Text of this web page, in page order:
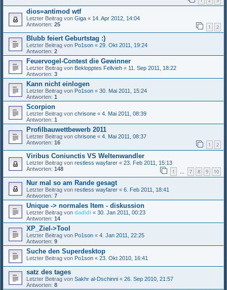
dios=antimod wtf
Letzter Beitrag von Giga « 14. Apr 2012, 14:04
Antworten: 25 1 2
Blubb feiert Geburtstag :)
Letzter Beitrag von Po1son « 29. Okt 2011, 19:24
Antworten: 2
Feuervogel-Contest die Gewinner
Letzter Beitrag von Beklopptes Fellvieh « 11. Sep 2011, 18:22
Antworten: 3
Kann nicht einlogen
Letzter Beitrag von Po1son « 30. Mai 2011, 15:24
Antworten: 1
Scorpion
Letzter Beitrag von chrisone « 4. Mai 2011, 08:39
Antworten: 1
Profilbauwettbewerb 2011
Letzter Beitrag von chrisone « 4. Mai 2011, 08:37
Antworten: 16 1 2
Viribus Coniunctis VS Weltenwandler
Letzter Beitrag von restless wayfarer « 23. Feb 2011, 15:13
Antworten: 148 1 … 7 8 9 10
Nur mal so am Rande gesagt
Letzter Beitrag von restless wayfarer « 6. Feb 2011, 18:41
Antworten: 7
Unique -> normales Item - diskussion
Letzter Beitrag von dadidi « 30. Jan 2011, 00:23
Antworten: 14
XP_Ziel->Tool
Letzter Beitrag von Po1son « 4. Jan 2011, 22:25
Antworten: 9
Suche den Superdesktop
Letzter Beitrag von Po1son « 23. Okt 2010, 16:41
satz des tages
Letzter Beitrag von Sakhr al-Dschinni « 26. Sep 2010, 21:57
Antworten: 8